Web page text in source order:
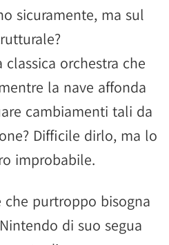
sicuramente, ma sul
classica orchestra che
la nave affonda
cambiamenti tali da
Difficile dirlo, ma lo
improbabile.
purtroppo bisogna
di suo segua